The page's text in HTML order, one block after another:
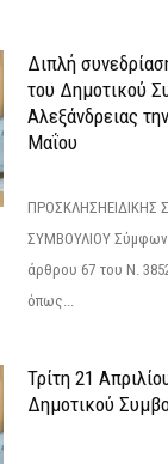
Διπλή
του Δημοτικού
Αλεξάνδρειας
Μαΐου
ΠΡΟΣΚΛΗΣΗΕΙΔΙΚΗΣ
ΣΥΜΒΟΥΛΙΟΥ
άρθρου 67 του Ν.
όπως...
Τρίτη 21
Δημοτικού